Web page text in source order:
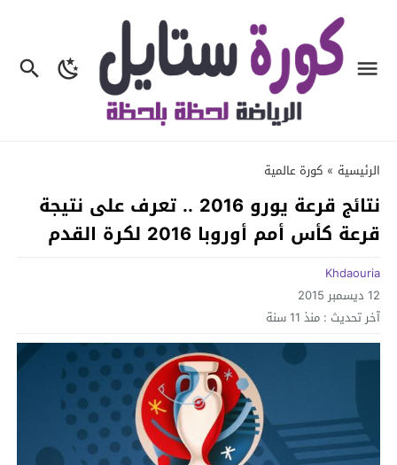
الرئيسية » كورة عالمية
نتائج قرعة يورو 2016 .. تعرف على نتيجة
قرعة كأس أمم أوروبا 2016 لكرة القدم
Khdaouria
12 ديسمبر 2015
آخر تحديث : منذ 11 سنة